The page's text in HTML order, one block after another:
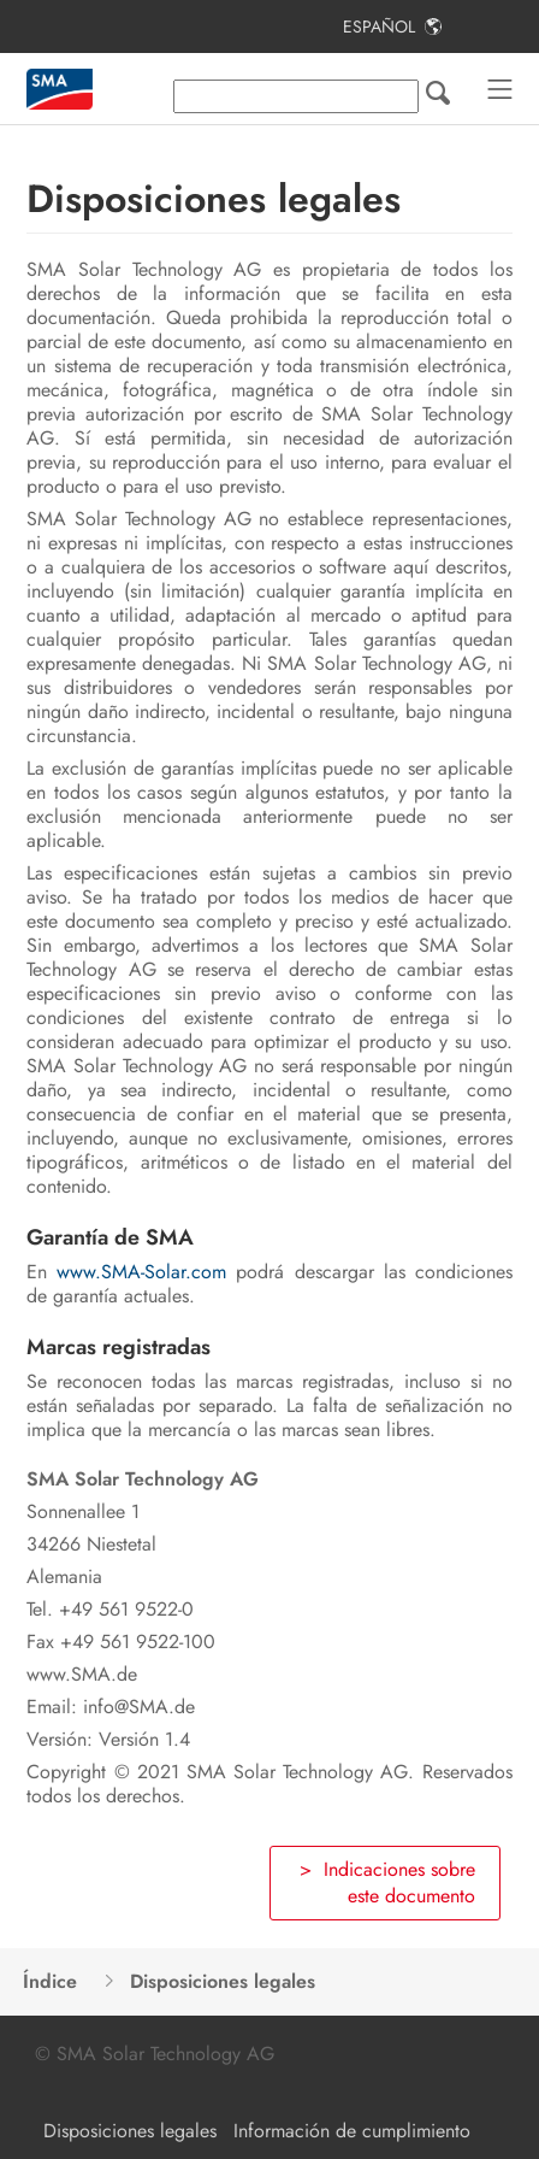
ESPAÑOL
Disposiciones legales
SMA Solar Technology AG es propietaria de todos los
derechos de la información que se facilita en esta
documentación. Queda prohibida la reproducción total o
parcial de este documento, así como su almacenamiento en
un sistema de recuperación y toda transmisión electrónica,
mecánica, fotográfica, magnética o de otra índole sin
previa autorización por escrito de SMA Solar Technology
AG. Sí está permitida, sin necesidad de autorización
previa, su reproducción para el uso interno, para evaluar el
producto o para el uso previsto.
SMA Solar Technology AG no establece representaciones,
ni expresas ni implícitas, con respecto a estas instrucciones
o a cualquiera de los accesorios o software aquí descritos,
incluyendo (sin limitación) cualquier garantía implícita en
cuanto a utilidad, adaptación al mercado o aptitud para
cualquier propósito particular. Tales garantías quedan
expresamente denegadas. Ni SMA Solar Technology AG, ni
sus distribuidores o vendedores serán responsables por
ningún daño indirecto, incidental o resultante, bajo ninguna
circunstancia.
La exclusión de garantías implícitas puede no ser aplicable
en todos los casos según algunos estatutos, y por tanto la
exclusión mencionada anteriormente puede no ser
aplicable.
Las especificaciones están sujetas a cambios sin previo
aviso. Se ha tratado por todos los medios de hacer que
este documento sea completo y preciso y esté actualizado.
Sin embargo, advertimos a los lectores que SMA Solar
Technology AG se reserva el derecho de cambiar estas
especificaciones sin previo aviso o conforme con las
condiciones del existente contrato de entrega si lo
consideran adecuado para optimizar el producto y su uso.
SMA Solar Technology AG no será responsable por ningún
daño, ya sea indirecto, incidental o resultante, como
consecuencia de confiar en el material que se presenta,
incluyendo, aunque no exclusivamente, omisiones, errores
tipográficos, aritméticos o de listado en el material del
contenido.
Garantía de SMA
Enwww.SMA-Solar.com podrá descargar las condiciones
de garantía actuales.
Marcas registradas
Se reconocen todas las marcas registradas, incluso si no
están señaladas por separado. La falta de señalización no
implica que la mercancía o las marcas sean libres.
SMA Solar Technology AG
Sonnenallee 1
34266 Niestetal
Alemania
Tel. +49 561 9522-0
Fax +49 561 9522-100
www.SMA.de
Email: info@SMA.de
Versión:Versión 1.4
Copyright © 2021 SMA Solar Technology AG. Reservados
todos los derechos.
> Indicaciones sobre
este documento
Índice Disposiciones legales
© SMA Solar Technology AG
Disposiciones legales Información de cumplimiento
Índice
Indicaciones sobre este documento
Contenido de la entrega
Vista general del producto
Montaje
Conexión eléctrica
Puesta en marcha de la planta
fotovoltaica
Configuración
Desconexión del inversor de la
tensión
Desconexión de la tensión del
Sunny Multigate
Localización de errores
Nueva puesta en marcha del
inversor
Puesta fuera de servicio
Datos técnicos
Accesorios y piezas de repuesto
Contacto